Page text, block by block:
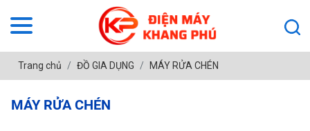
Trang chủ ĐỒ GIA DỤNG MÁY RỬA CHÉN
MÁY RỬA CHÉN